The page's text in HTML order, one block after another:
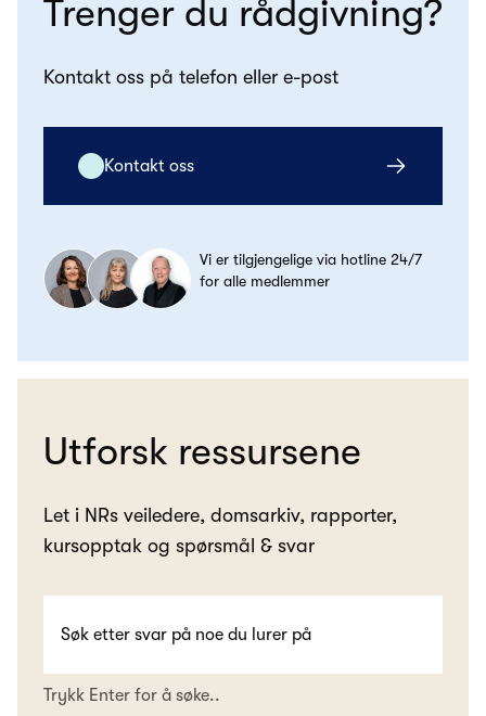
Trenger du rådgivning?
Kontakt oss på telefon eller e-post
Kontakt oss
Vi er tilgjengelige via hotline 24/7
for alle medlemmer
Utforsk ressursene
Let i NRs veiledere, domsarkiv, rapporter,
kursopptak og spørsmål & svar
Trykk Enter for å søke..